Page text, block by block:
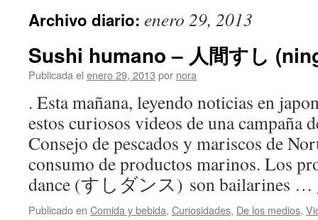
Archivo diario: enero 29, 2013
Sushi humano – 人間すし
Publicada el enero 29, 2013 por nora
. Esta mañana, leyendo noticias en
estos curiosos videos de una campaña
Consejo de pescados y mariscos de
consumo de productos marinos. Los
dance (すしダンス) son bailarines …
Publicado en Comida y bebida, Curiosidades, De los medios,